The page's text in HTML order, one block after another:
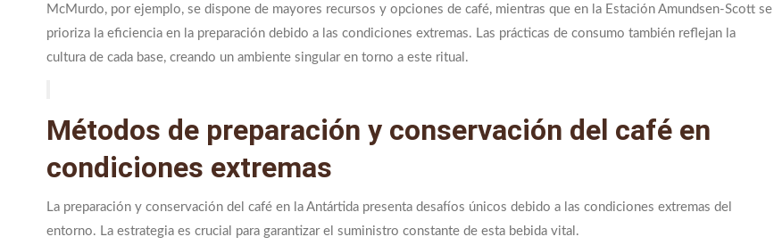
McMurdo, por ejemplo, se dispone de mayores recursos y opciones de café, mientras que en la Estación Amundsen-Scott se
prioriza la eficiencia en la preparación debido a las condiciones extremas. Las prácticas de consumo también reflejan la
cultura de cada base, creando un ambiente singular en torno a este ritual.
Métodos de preparación y conservación del café en
condiciones extremas
La preparación y conservación del café en la Antártida presenta desafíos únicos debido a las condiciones extremas del
entorno. La estrategia es crucial para garantizar el suministro constante de esta bebida vital.